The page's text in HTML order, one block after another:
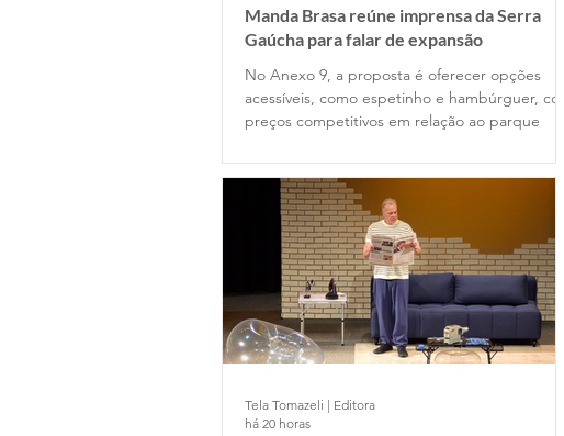
Manda Brasa reúne imprensa da Serra
Gaúcha para falar de expansão
No Anexo 9, a proposta é oferecer opções
acessíveis, como espetinho e hambúrguer, com
preços competitivos em relação ao parque
Tela Tomazeli | Editora
há 20 horas